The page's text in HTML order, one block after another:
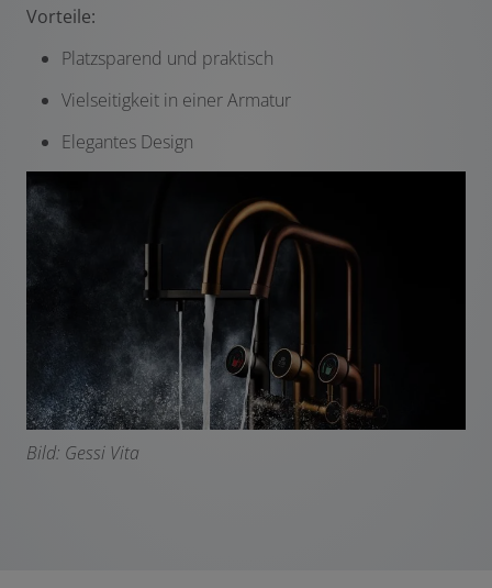
Vorteile:
Platzsparend und praktisch
Vielseitigkeit in einer Armatur
Elegantes Design
Bild: Gessi Vita